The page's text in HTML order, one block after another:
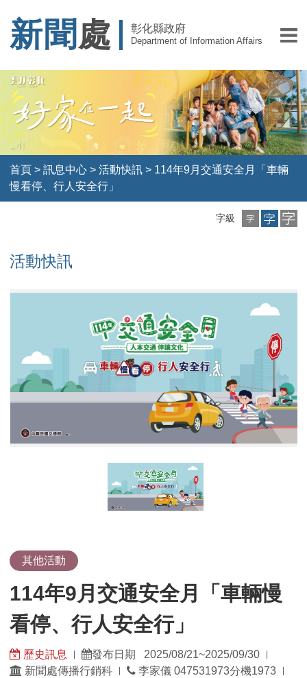
新聞 處 彰化縣政府
Department of Information Affairs
首頁 >訊息中心 >活動快訊 > 114年9月交通安全月「車輛
慢看停、行人安全行」
字級
小
字
中
字
大
字
活動快訊
114
通
安
「車
安
行」
其他活動
114年9月交通安全月「車輛慢
看停、行人安全行」
歷史訊息 | 發布日期 2025/08/21~2025/09/30 |
發
新聞處傳播行銷科 |
發
李家儀 047531973分機1973 |